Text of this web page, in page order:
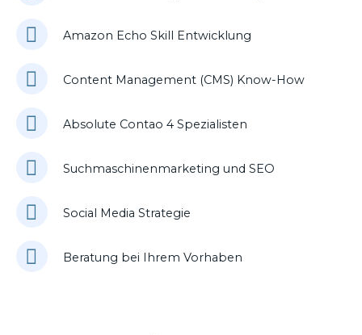
Amazon Echo Skill Entwicklung
Content Management (CMS) Know-How
Absolute Contao 4 Spezialisten
Suchmaschinenmarketing und SEO
Social Media Strategie
Beratung bei Ihrem Vorhaben